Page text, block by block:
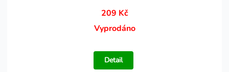
209 Kč
Vyprodáno
Detail